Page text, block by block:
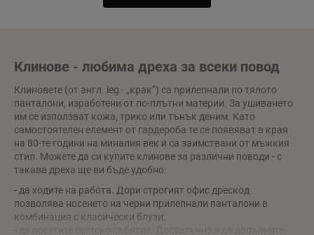
Клинове - любима дреха за всеки повод
Клиновете (от англ. leg - „крак“) са прилепнали по тялото
панталони, изработени от по-плътни материи. За ушиването
им се използват кожа, трико или тънък деним. Като
самостоятелен елемент от гардероба те се появяват в края
на 80-те години на миналия век и са заимствани от мъжкия
стил. Можете да си купите клинове за различни поводи - с
такава дреха ще ви бъде удобно:
- да ходите на работа. Дори строгият офис дрескод
позволява носенето на черни прилепнали панталони в
комбинация с класически блузи;
- да посетите светско събитие. Достатъчно е да допълните